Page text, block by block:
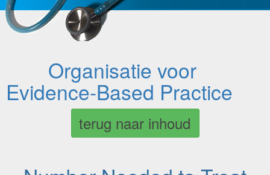
Organisatie voor
Evidence-Based Practice
terug naar inhoud